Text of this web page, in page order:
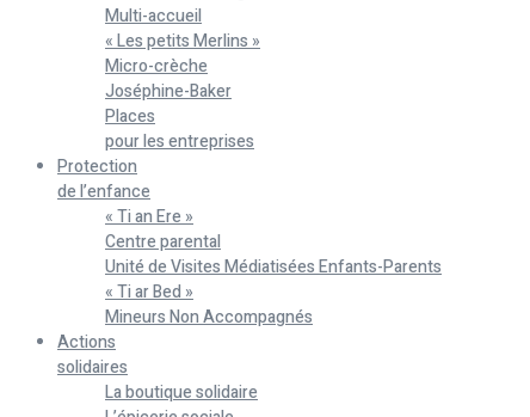
Multi-accueil
« Les petits Merlins »
Micro-crèche
Joséphine-Baker
Places
pour les entreprises
Protection
de l’enfance
« Ti an Ere »
Centre parental
Unité de Visites Médiatisées Enfants-Parents
« Ti ar Bed »
Mineurs Non Accompagnés
Actions
solidaires
La boutique solidaire